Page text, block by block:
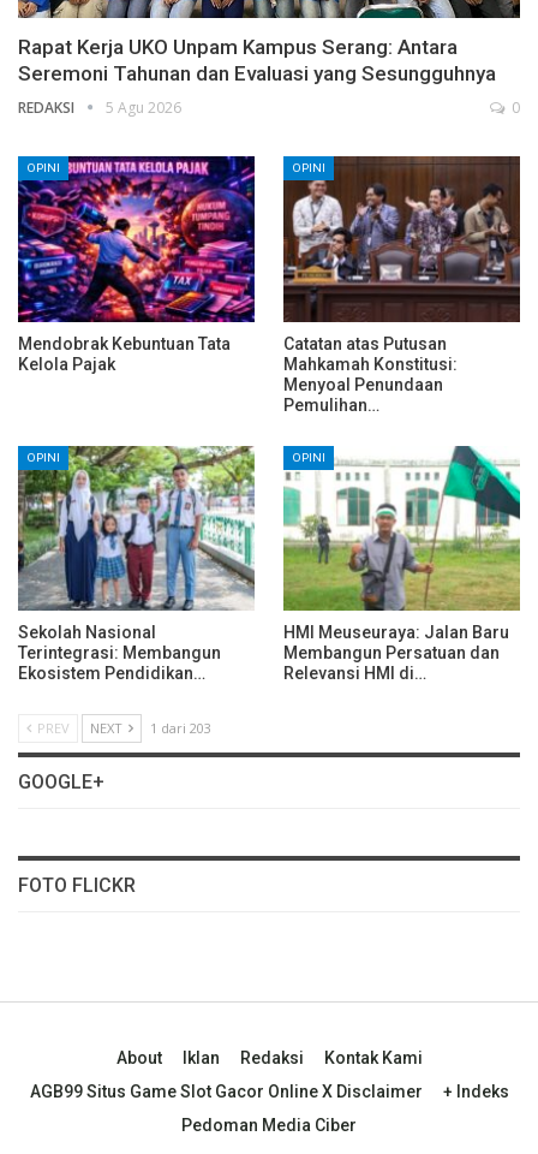
Rapat Kerja UKO Unpam Kampus Serang: Antara
Seremoni Tahunan dan Evaluasi yang Sesungguhnya
REDAKSI 5 Agu 2026 0
OPINI
Mendobrak Kebuntuan Tata
Kelola Pajak
OPINI
Catatan atas Putusan
Mahkamah Konstitusi:
Menyoal Penundaan
Pemulihan…
OPINI
Sekolah Nasional
Terintegrasi: Membangun
Ekosistem Pendidikan…
OPINI
HMI Meuseuraya: Jalan Baru
Membangun Persatuan dan
Relevansi HMI di…
PREV NEXT 1 dari 203
GOOGLE+
FOTO FLICKR
About Iklan Redaksi
Kontak Kami
AGB99 Situs Game Slot Gacor Online X Disclaimer
+ Indeks
Pedoman Media Ciber